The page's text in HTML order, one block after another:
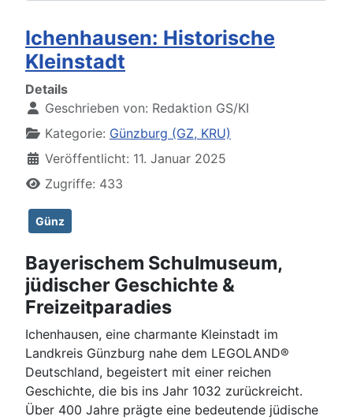
Ichenhausen: Historische
Kleinstadt
Details
Geschrieben von: Redaktion GS/KI
Kategorie: Günzburg (GZ, KRU)
Veröffentlicht: 11. Januar 2025
Zugriffe: 433
Günz
Bayerischem Schulmuseum,
jüdischer Geschichte &
Freizeitparadies
Ichenhausen, eine charmante Kleinstadt im
Landkreis Günzburg nahe dem LEGOLAND®
Deutschland, begeistert mit einer reichen
Geschichte, die bis ins Jahr 1032 zurückreicht.
Über 400 Jahre prägte eine bedeutende jüdische